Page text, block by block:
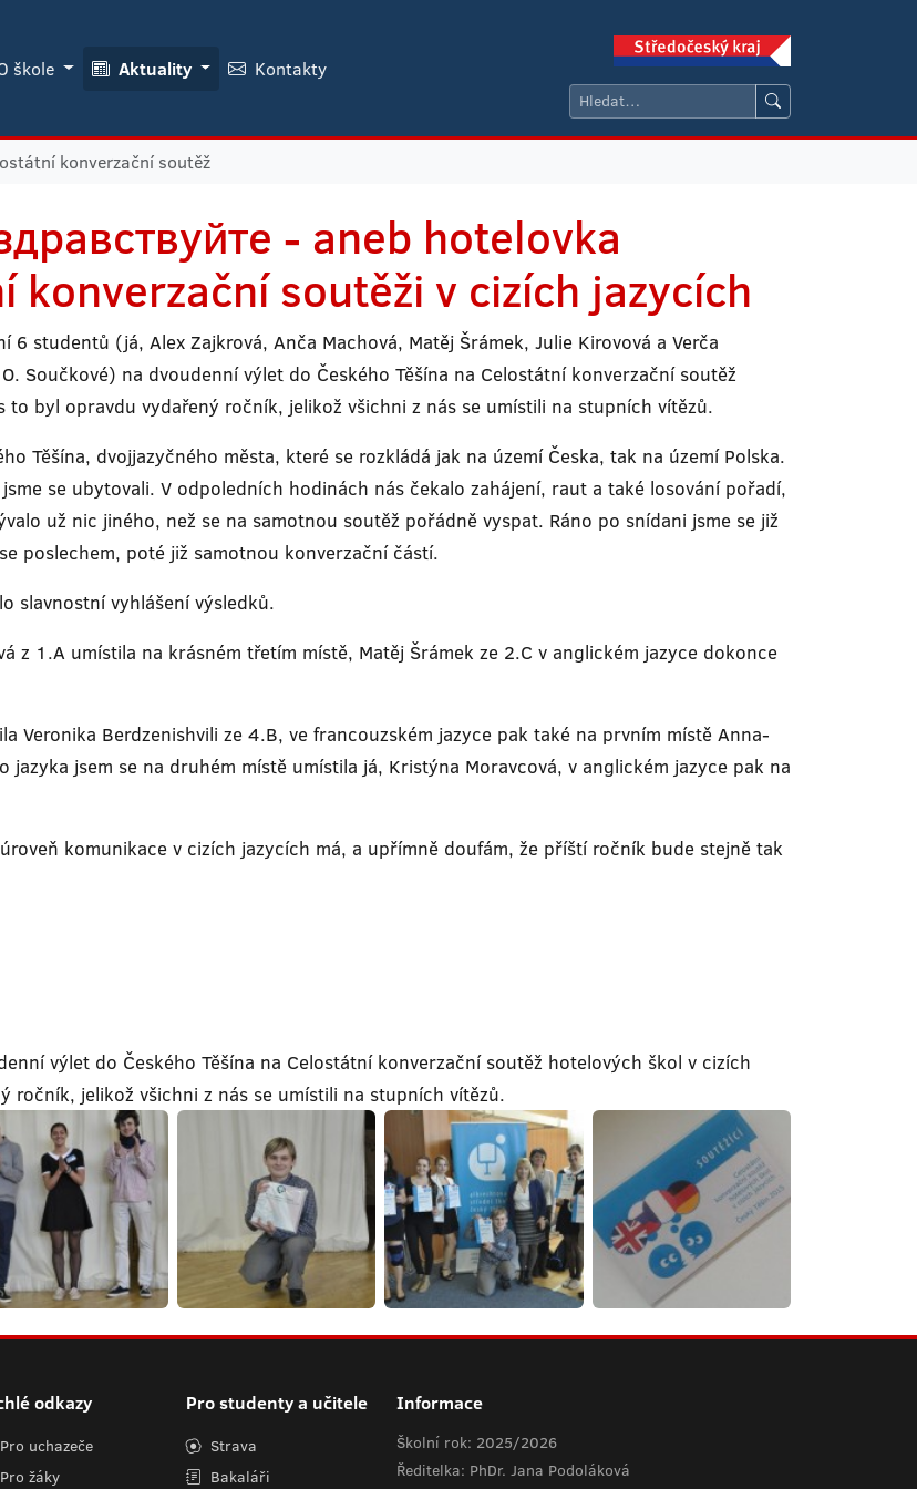
škole Aktuality Kontakty
konverzační soutěž
- aneb hotelovka
konverzační soutěži v cizích jazycích
studentů (já, Alex Zajkrová, Anča Machová, Matěj Šrámek, Julie Kirovová a Verča
Součkové) na dvoudenní výlet do Českého Těšína na Celostátní konverzační soutěž
byl opravdu vydařený ročník, jelikož všichni z nás se umístili na stupních vítězů.
Těšína, dvojjazyčného města, které se rozkládá jak na území Česka, tak na území Polska.
se ubytovali. V odpoledních hodinách nás čekalo zahájení, raut a také losování pořadí,
už nic jiného, než se na samotnou soutěž pořádně vyspat. Ráno po snídani jsme se již
poslechem, poté již samotnou konverzační částí.
slavnostní vyhlášení výsledků.
z 1.A umístila na krásném třetím místě, Matěj Šrámek ze 2.C v anglickém jazyce dokonce
Veronika Berdzenishvili ze 4.B, ve francouzském jazyce pak také na prvním místě Anna-
jazyka jsem se na druhém místě umístila já, Kristýna Moravcová, v anglickém jazyce pak na
komunikace v cizích jazycích má, a upřímně doufám, že příští ročník bude stejně tak
výlet do Českého Těšína na Celostátní konverzační soutěž hotelových škol v cizích
ročník, jelikož všichni z nás se umístili na stupních vítězů.
odkazy
Pro uchazeče
Pro žáky
Pro studenty a učitele
Strava
Bakaláři
Informace
Školní rok: 2025/2026
Ředitelka: PhDr. Jana Podoláková